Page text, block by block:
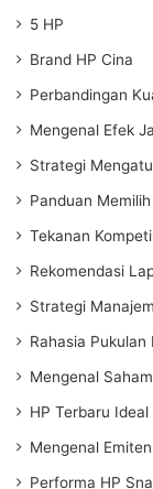
5 HP
Brand HP Cina
Perbandingan
Mengenal Efek
Strategi
Panduan
Tekanan
Rekomendasi
Strategi
Rahasia Pukulan
Mengenal
HP Terbaru Ideal
Mengenal
Performa HP